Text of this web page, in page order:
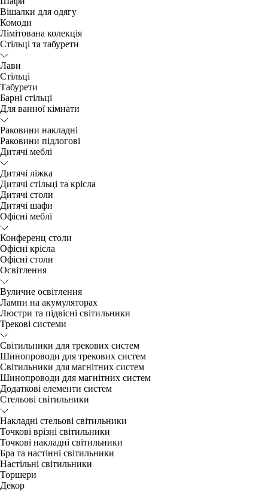
Вішалки для одягу
Комоди
Лімітована колекція
Стільці та табурети
Лави
Стільці
Табурети
Барні стільці
Для ванної кімнати
Раковини накладні
Раковини підлогові
Дитячі меблі
Дитячі ліжка
Дитячі стільці та крісла
Дитячі столи
Дитячі шафи
Офісні меблі
Конференц столи
Офісні крісла
Офісні столи
Освітлення
Вуличне освітлення
Лампи на акумуляторах
Люстри та підвісні світильники
Трекові системи
Світильники для трекових систем
Шинопроводи для трекових систем
Світильники для магнітних систем
Шинопроводи для магнітних систем
Додаткові елементи систем
Cтельові світильники
Накладні стельові світильники
Точкові врізні світильники
Точкові накладні світильники
Бра та настінні світильники
Настільні світильники
Торшери
Декор